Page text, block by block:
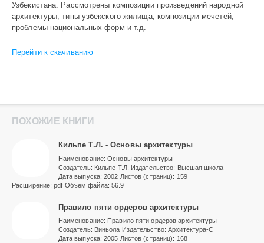
Узбекистана. Рассмотрены композиции произведений народной
архитектуры, типы узбекского жилища, композиции мечетей,
проблемы национальных форм и т.д.
Перейти к скачиванию
ПОХОЖИЕ КНИГИ
Кильпе Т.Л. - Основы архитектуры
Наименование: Основы архитектуры
Создатель: Кильпе Т.Л. Издательство: Высшая школа
Дата выпуска: 2002 Листов (страниц): 159
Расширение: pdf Объем файла: 56.9
Правило пяти ордеров архитектуры
Наименование: Правило пяти ордеров архитектуры
Создатель: Виньола Издательство: Архитектура-С
Дата выпуска: 2005 Листов (страниц): 168